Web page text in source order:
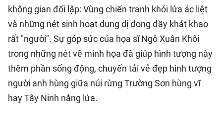
không gian đối lập: Vùng chiến tranh khói lửa ác liệt
và những nét sinh hoạt dung dị đong đầy khát khao
rất "người". Sự góp sức của họa sĩ Ngô Xuân Khôi
trong những nét vẽ minh họa đã giúp hình tượng này
thêm phần sống động, chuyển tải vẻ đẹp hình tượng
người anh hùng giữa núi rừng Trường Sơn hùng vĩ
hay Tây Ninh nắng lửa.